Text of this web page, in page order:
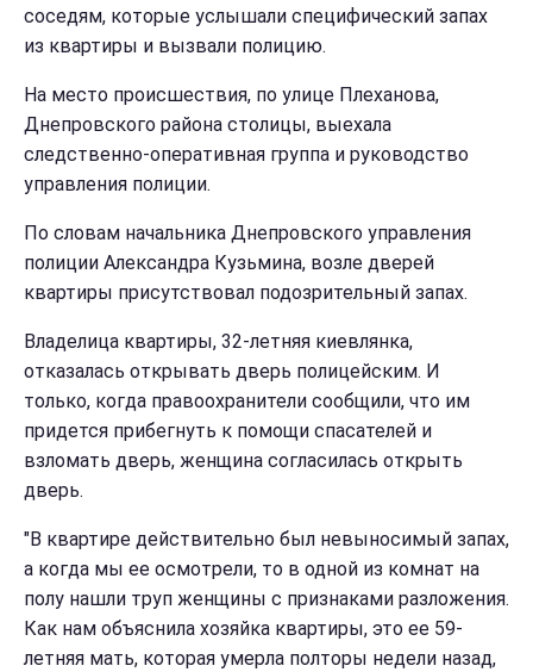
соседям, которые услышали специфический запах
из квартиры и вызвали полицию.
На место происшествия, по улице Плеханова,
Днепровского района столицы, выехала
следственно-оперативная группа и руководство
управления полиции.
По словам начальника Днепровского управления
полиции Александра Кузьмина, возле дверей
квартиры присутствовал подозрительный запах.
Владелица квартиры, 32-летняя киевлянка,
отказалась открывать дверь полицейским. И
только, когда правоохранители сообщили, что им
придется прибегнуть к помощи спасателей и
взломать дверь, женщина согласилась открыть
дверь.
"В квартире действительно был невыносимый запах,
а когда мы ее осмотрели, то в одной из комнат на
полу нашли труп женщины с признаками разложения.
Как нам объяснила хозяйка квартиры, это ее 59-
летняя мать, которая умерла полторы недели назад,